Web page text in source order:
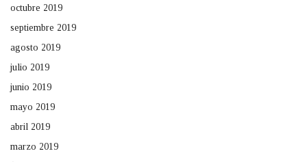
octubre 2019
septiembre 2019
agosto 2019
julio 2019
junio 2019
mayo 2019
abril 2019
marzo 2019